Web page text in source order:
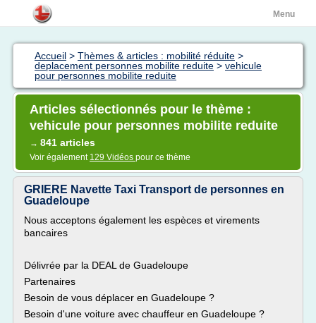
Menu
Accueil > Thèmes & articles : mobilité réduite >
deplacement personnes mobilite reduite > vehicule
pour personnes mobilite reduite
Articles sélectionnés pour le thème :
vehicule pour personnes mobilite reduite
→ 841 articles
Voir également 129 Vidéos pour ce thème
GRIERE Navette Taxi Transport de personnes en
Guadeloupe
Nous acceptons également les espèces et virements
bancaires
Délivrée par la DEAL de Guadeloupe
Partenaires
Besoin de vous déplacer en Guadeloupe ?
Besoin d'une voiture avec chauffeur en Guadeloupe ?